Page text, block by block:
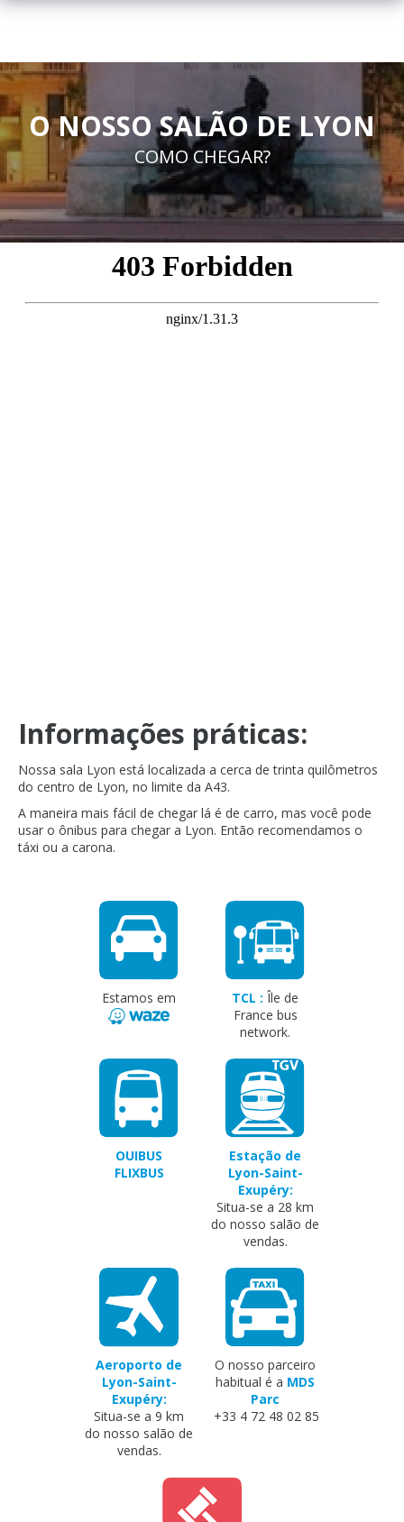
O NOSSO SALÃO DE LYON
COMO CHEGAR?
Informações práticas:
Nossa sala Lyon está localizada a cerca de trinta quilômetros
do centro de Lyon, no limite da A43.
A maneira mais fácil de chegar lá é de carro, mas você pode
usar o ônibus para chegar a Lyon. Então recomendamos o
táxi ou a carona.
Estamos em TCL : Île de
France bus
network.
OUIBUS
FLIXBUS
Estação de
Lyon-Saint-
Exupéry:
Situa-se a 28 km
do nosso salão de
vendas.
Aeroporto de
Lyon-Saint-
Exupéry:
Situa-se a 9 km
do nosso salão de
vendas.
O nosso parceiro
habitual é a MDS
Parc
+33 4 72 48 02 85